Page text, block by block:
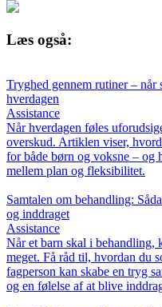
Læs også:
Tryghed gennem rutiner –
hverdagen
Assistance
Når hverdagen føles
overskud. Artiklen viser,
for både børn og voksne – og
mellem plan og fleksibilitet.
Samtalen om behandling:
og inddraget
Assistance
Når et barn skal i behandling,
meget. Få råd til, hvordan du
fagperson kan skabe en tryg
og en følelse af at blive